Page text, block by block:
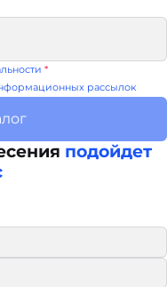
*
рассылок
подойдет